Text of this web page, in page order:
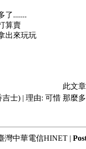
了.......
算賣
出來玩玩
此文
吉士) | 理由: 可惜 那麼
灣中華電信HINET |